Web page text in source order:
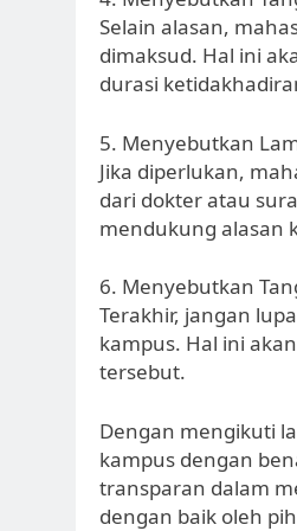
Selain alasan,
dimaksud. Hal ini
durasi
5. Menyebutkan
Jika diperlukan,
dari dokter atau
mendukung alasan
6. Menyebutkan
Terakhir, jangan
kampus. Hal ini
tersebut.
Dengan mengikuti
kampus dengan
transparan dalam
dengan baik oleh